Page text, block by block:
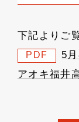
下記よりご
PDF
5
アオキ福井